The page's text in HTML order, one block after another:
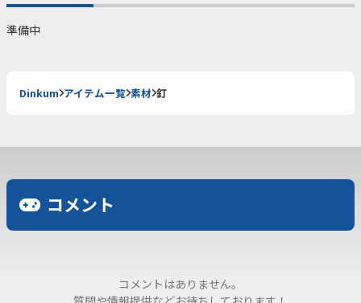
準備中
Dinkum アイテム一覧 素材 釘
コメント
コメントはありません。